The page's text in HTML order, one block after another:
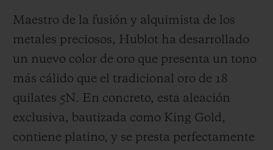
Maestro de la fusión y alquimista de los
metales preciosos, Hublot ha desarrollado
un nuevo color de oro que presenta un tono
más cálido que el tradicional oro de 18
quilates 5N. En concreto, esta aleación
exclusiva, bautizada como King Gold,
contiene platino, y se presta perfectamente